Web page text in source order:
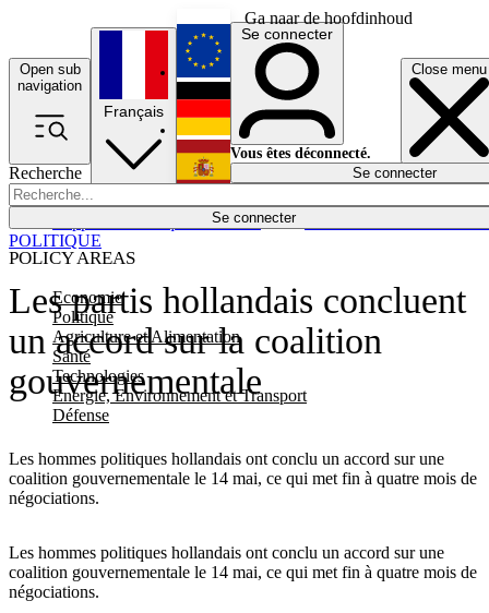
Ga naar de hoofdinhoud
Open sub
navigation
Close menu
Recherche
Se connecter
POLICY AREAS
Economie
Politique
Agriculture et Alimentation
Santé
Technologies
Energie, Environnement et Transport
Défense
Économie
Français
English
Deutsch
Español
Se connecter
Vous êtes déconnecté.
Se connecter
Les partis hollandais concluent
un accord sur la coalition
gouvernementale
Les hommes politiques hollandais ont conclu un accord sur une
coalition gouvernementale le 14 mai, ce qui met fin à quatre mois de
négociations.
POLITIQUE
Les hommes politiques hollandais ont conclu un accord sur une
coalition gouvernementale le 14 mai, ce qui met fin à quatre mois de
négociations.